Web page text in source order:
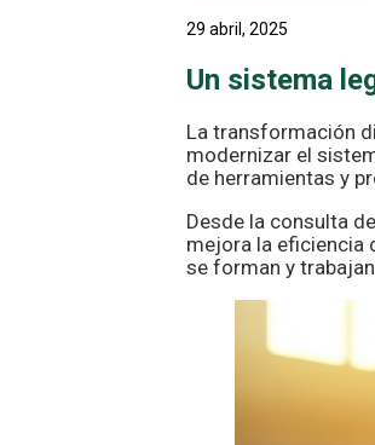
29 abril, 2025
Un sistema
La transformación
modernizar el
de herramientas y
Desde la consulta
mejora la eficiencia
se forman y